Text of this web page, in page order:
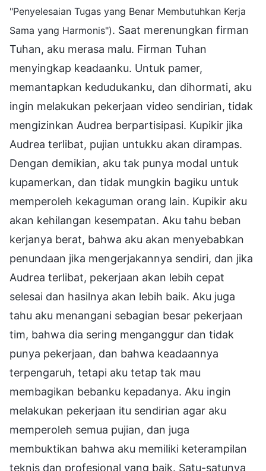
"Penyelesaian Tugas yang Benar Membutuhkan Kerja
Sama yang Harmonis"). Saat merenungkan firman
Tuhan, aku merasa malu. Firman Tuhan
menyingkap keadaanku. Untuk pamer,
memantapkan kedudukanku, dan dihormati, aku
ingin melakukan pekerjaan video sendirian, tidak
mengizinkan Audrea berpartisipasi. Kupikir jika
Audrea terlibat, pujian untukku akan dirampas.
Dengan demikian, aku tak punya modal untuk
kupamerkan, dan tidak mungkin bagiku untuk
memperoleh kekaguman orang lain. Kupikir aku
akan kehilangan kesempatan. Aku tahu beban
kerjanya berat, bahwa aku akan menyebabkan
penundaan jika mengerjakannya sendiri, dan jika
Audrea terlibat, pekerjaan akan lebih cepat
selesai dan hasilnya akan lebih baik. Aku juga
tahu aku menangani sebagian besar pekerjaan
tim, bahwa dia sering menganggur dan tidak
punya pekerjaan, dan bahwa keadaannya
terpengaruh, tetapi aku tetap tak mau
membagikan bebanku kepadanya. Aku ingin
melakukan pekerjaan itu sendirian agar aku
memperoleh semua pujian, dan juga
membuktikan bahwa aku memiliki keterampilan
teknis dan profesional yang baik. Satu-satunya